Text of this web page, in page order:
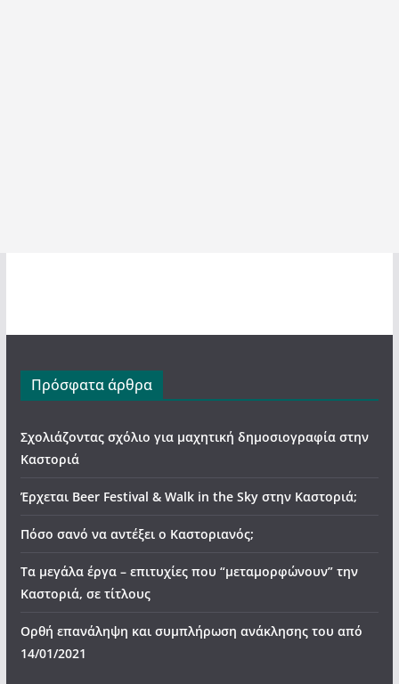
Πρόσφατα άρθρα
Σχολιάζοντας σχόλιο για μαχητική δημοσιογραφία στην
Καστοριά
Έρχεται Beer Festival & Walk in the Sky στην Καστοριά;
Πόσο σανό να αντέξει ο Καστοριανός;
Τα μεγάλα έργα – επιτυχίες που “μεταμορφώνουν” την
Καστοριά, σε τίτλους
Ορθή επανάληψη και συμπλήρωση ανάκλησης του από
14/01/2021